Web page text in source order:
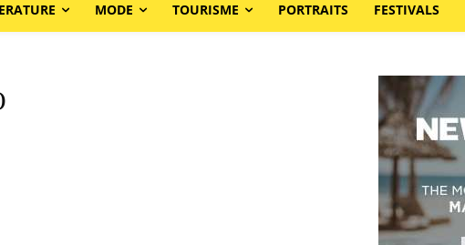
MODE TOURISME PORTRAITS FESTIVALS